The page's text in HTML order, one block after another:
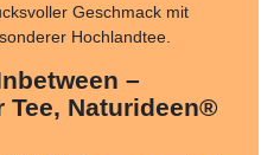
Geschmack mit
Hochlandtee.
–
Tee, Naturideen®